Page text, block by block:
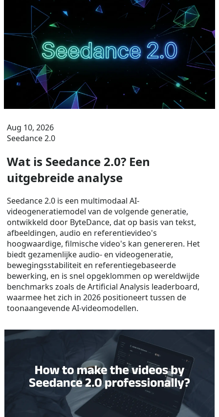
Aug 10, 2026
Seedance 2.0
Wat is Seedance 2.0? Een
uitgebreide analyse
Seedance 2.0 is een multimodaal AI-
videogeneratiemodel van de volgende generatie,
ontwikkeld door ByteDance, dat op basis van tekst,
afbeeldingen, audio en referentievideo's
hoogwaardige, filmische video's kan genereren. Het
biedt gezamenlijke audio- en videogeneratie,
bewegingsstabiliteit en referentiegebaseerde
bewerking, en is snel opgeklommen op wereldwijde
benchmarks zoals de Artificial Analysis leaderboard,
waarmee het zich in 2026 positioneert tussen de
toonaangevende AI-videomodellen.